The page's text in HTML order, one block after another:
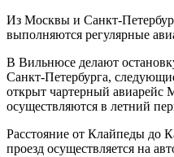
Из Москвы и Санкт-
выполняются регулярные
В Вильнюсе делают
Санкт-Петербурга,
открыт чартерный авиарейс
осуществляются в летний
Расстояние от Клайпеды до
проезд осуществляется на